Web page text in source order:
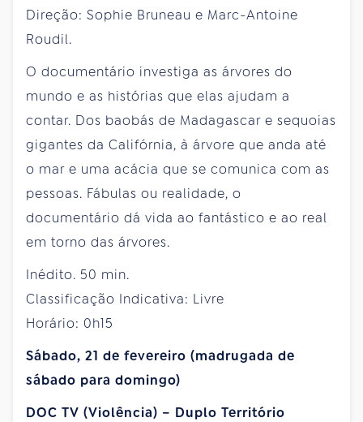
Direção: Sophie Bruneau e Marc-Antoine
Roudil.
O documentário investiga as árvores do
mundo e as histórias que elas ajudam a
contar. Dos baobás de Madagascar e sequoias
gigantes da Califórnia, à árvore que anda até
o mar e uma acácia que se comunica com as
pessoas. Fábulas ou realidade, o
documentário dá vida ao fantástico e ao real
em torno das árvores.
Inédito. 50 min.
Classificação Indicativa: Livre
Horário: 0h15
Sábado, 21 de fevereiro (madrugada de
sábado para domingo)
DOC TV (Violência) – Duplo Território